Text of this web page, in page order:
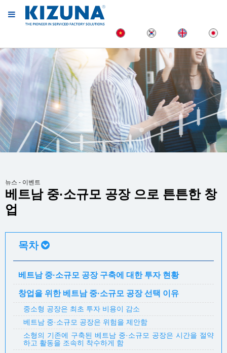
뉴스 - 이벤트
베트남 중·소규모 공장 으로 튼튼한 창
업
목차
베트남 중·소규모 공장 구축에 대한 투자 현황
창업을 위한 베트남 중·소규모 공장 선택 이유
중소형 공장은 최초 투자 비용이 감소
베트남 중·소규모 공장은 위험을 제안함
소형의 기존에 구축된 베트남 중·소규모 공장은 시간을 절약
하고 활동을 조속히 착수하게 함